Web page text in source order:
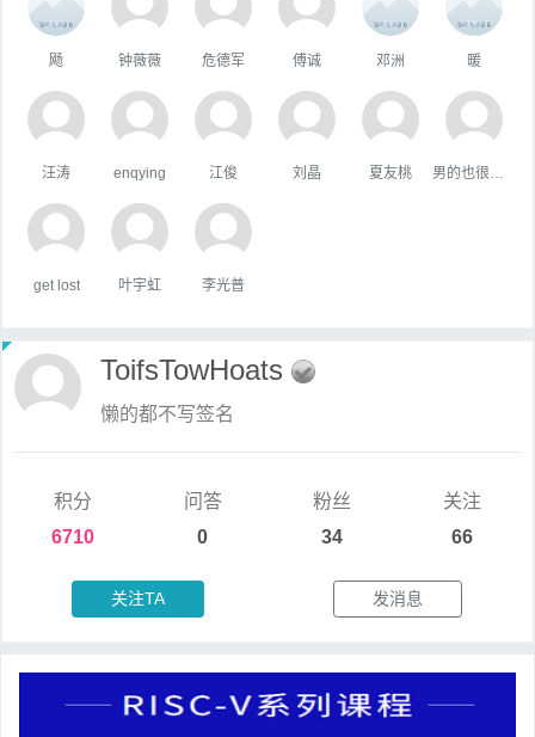
飏 钟薇薇 危德军 傅诚 邓洲 暖
汪涛 enqying 江俊 刘晶 夏友桃
get lost 叶宇虹 李光普
ToifsTowHoats
懒的都不写签名
积分
6710
问答
0
粉丝
34
关注
66
关注TA 发消息